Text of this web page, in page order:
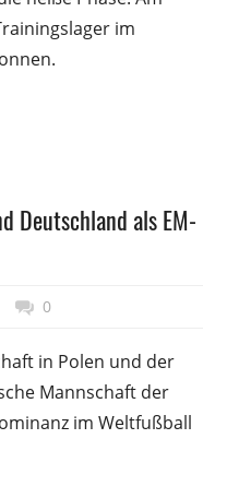
im
Deutschland als EM-
0
in Polen und der
Mannschaft der
im Weltfußball